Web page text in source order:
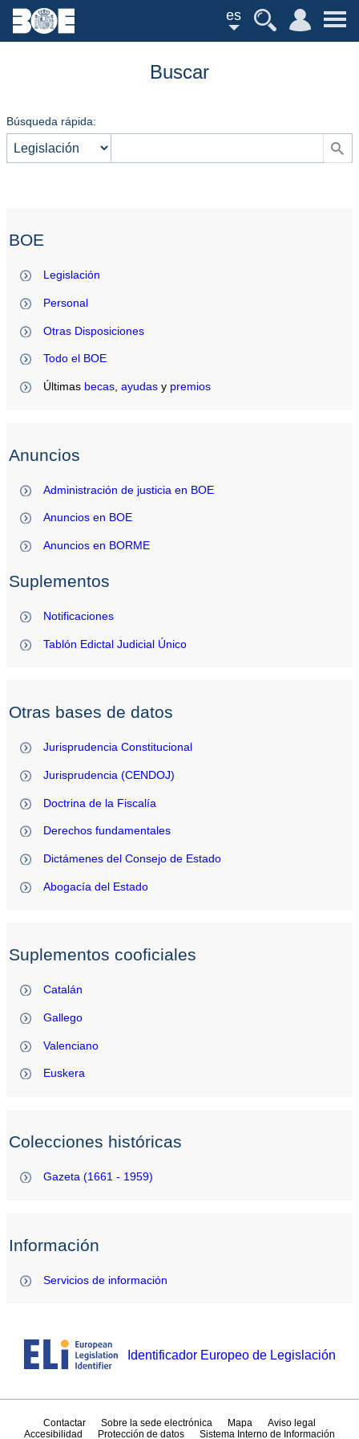
es
Buscar
Búsqueda rápida:
BOE
Legislación
Personal
Otras Disposiciones
Todo el BOE
Últimas becas ,ayudas y premios
Anuncios
Administración de justicia en BOE
Anuncios en BOE
Anuncios en BORME
Suplementos
Notificaciones
Tablón Edictal Judicial Único
Otras bases de datos
Jurisprudencia Constitucional
Jurisprudencia (CENDOJ)
Doctrina de la Fiscalía
Derechos fundamentales
Dictámenes del Consejo de Estado
Abogacía del Estado
Suplementos cooficiales
Catalán
Gallego
Valenciano
Euskera
Colecciones históricas
Gazeta (1661 - 1959)
Información
Servicios de información
Identificador Europeo de Legislación
Contactar Sobre la sede electrónica Mapa
Aviso legal
Accesibilidad
Protección de datos Sistema Interno de Información